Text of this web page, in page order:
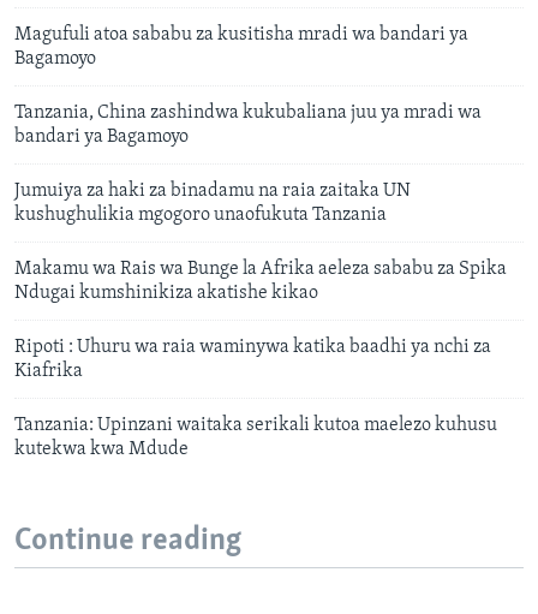
Magufuli atoa sababu za kusitisha mradi wa bandari ya
Bagamoyo
Tanzania, China zashindwa kukubaliana juu ya mradi wa
bandari ya Bagamoyo
Jumuiya za haki za binadamu na raia zaitaka UN
kushughulikia mgogoro unaofukuta Tanzania
Makamu wa Rais wa Bunge la Afrika aeleza sababu za Spika
Ndugai kumshinikiza akatishe kikao
Ripoti : Uhuru wa raia waminywa katika baadhi ya nchi za
Kiafrika
Tanzania: Upinzani waitaka serikali kutoa maelezo kuhusu
kutekwa kwa Mdude
Continue reading